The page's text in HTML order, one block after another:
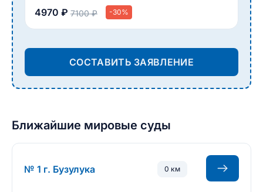
4970 ₽ 7100 ₽ -30%
СОСТАВИТЬ ЗАЯВЛЕНИЕ
Ближайшие мировые суды
№ 1 г. Бузулука 0 км